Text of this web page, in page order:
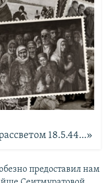
18.5.44...»
предоставил нам